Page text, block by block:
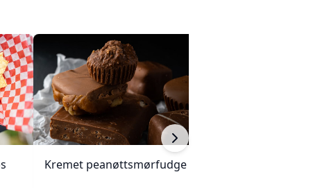
Kremet peanøttsmørfudge